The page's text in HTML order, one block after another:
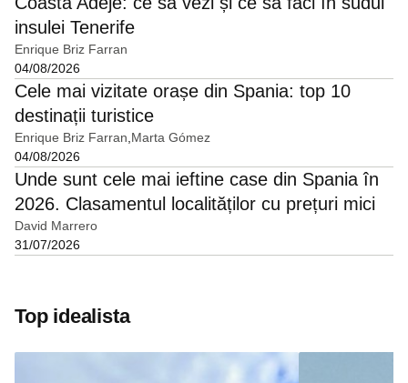
insulei Tenerife
Enrique Briz Farran
04/08/2026
Cele mai vizitate orașe din Spania: top 10
destinații turistice
Enrique Briz Farran Marta Gómez
04/08/2026
Unde sunt cele mai ieftine case din Spania în
2026. Clasamentul localităților cu prețuri mici
David Marrero
31/07/2026
Top idealista